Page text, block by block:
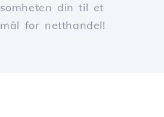
din til et
for netthandel!